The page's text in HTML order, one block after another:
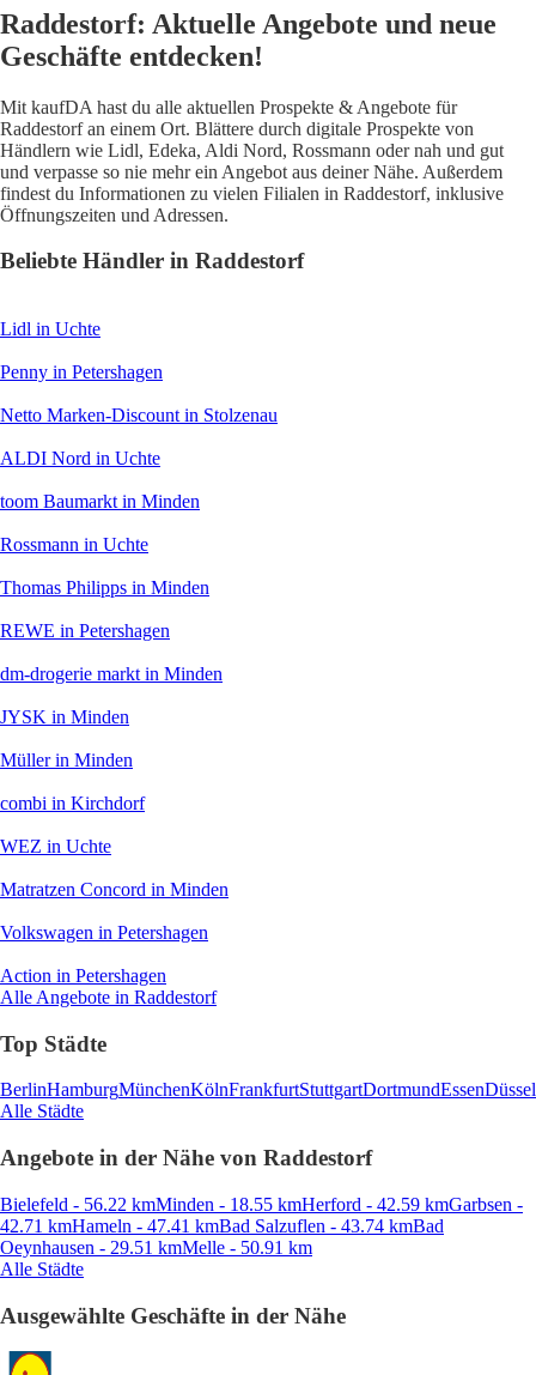
Raddestorf: Aktuelle Angebote und neue
Geschäfte entdecken!
Mit kaufDA hast du alle aktuellen Prospekte & Angebote für
Raddestorf an einem Ort. Blättere durch digitale Prospekte von
Händlern wie Lidl, Edeka, Aldi Nord, Rossmann oder nah und gut
und verpasse so nie mehr ein Angebot aus deiner Nähe. Außerdem
findest du Informationen zu vielen Filialen in Raddestorf, inklusive
Öffnungszeiten und Adressen.
Beliebte Händler in Raddestorf
Lidl in Uchte
Penny in Petershagen
Netto Marken-Discount in Stolzenau
ALDI Nord in Uchte
toom Baumarkt in Minden
Rossmann in Uchte
Thomas Philipps in Minden
REWE in Petershagen
dm-drogerie markt in Minden
JYSK in Minden
Müllerin Minden
combi in Kirchdorf
WEZ in Uchte
Matratzen Concord in Minden
Volkswagen in Petershagen
Action in Petershagen
Alle Angebote in Raddestorf
Top Städte
BerlinHamburgMünchenKölnFrankfurtStuttgartDortmundEssen
Alle Städte
Angebote in der Nähe von Raddestorf
Bielefeld - 56.22 kmMinden - 18.55 kmHerford - 42.59 kmGarbsen -
42.71 kmHameln - 47.41 kmBad Salzuflen - 43.74 kmBad
Oeynhausen - 29.51 kmMelle - 50.91 km
Alle Städte
Ausgewählte Geschäfte in der Nähe